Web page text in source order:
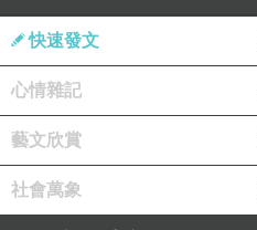
快速發文
心情雜記
藝文欣賞
社會萬象